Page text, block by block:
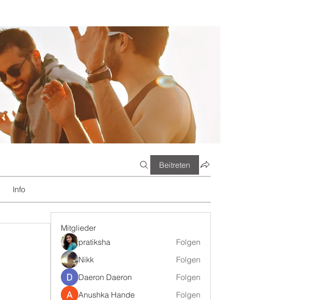
Beitreten
Info
Mitglieder
pratiksha
Folgen
Nikk
Folgen
Daeron Daeron
Folgen
Anushka Hande
Folgen